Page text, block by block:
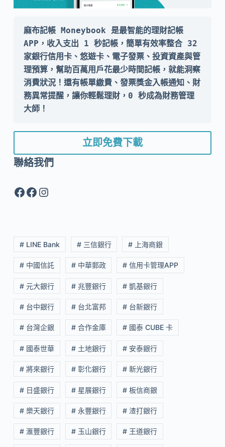
麻布記帳 Moneybook 是最智能的理財記帳
APP，收入支出 1 秒記帳，簡單有效率整合 32
家銀行信用卡、悠遊卡、電子發票、投資資產與管
理預算，幫助百萬用戶花最少時間記帳，就能洞察
消費狀況！還有帳單繳費、發票獎金入帳通知、財
務異常提醒，讓你輕鬆理財，0 秒成為財務管理
大師！
立即免費下載
聯絡我們
Facebook
Facebook
Instagram
# LINE Bank # 三信銀行 # 上海商銀
# 中國信託 # 中華郵政 # 信用卡管理APP
# 元大銀行 # 兆豐銀行 # 凱基銀行
# 台中銀行 # 台北富邦 # 台新銀行
# 台灣企銀 # 合作金庫 # 國泰 CUBE 卡
# 國泰世華 # 土地銀行 # 安泰銀行
# 將來銀行 # 彰化銀行 # 新光銀行
# 日盛銀行 # 星展銀行 # 板信商銀
# 樂天銀行 # 永豐銀行 # 渣打銀行
# 滙豐銀行 # 玉山銀行 # 王道銀行